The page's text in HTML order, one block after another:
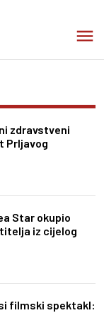
zdravstveni
Prljavog
Star okupio
iz cijelog
filmski spektakl: